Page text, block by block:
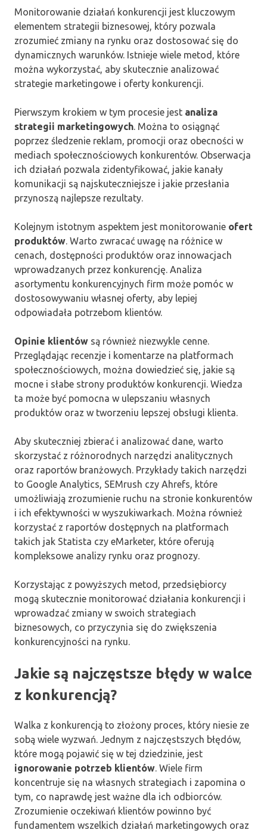
Monitorowanie działań konkurencji jest kluczowym
elementem strategii biznesowej, który pozwala
zrozumieć zmiany na rynku oraz dostosować się do
dynamicznych warunków. Istnieje wiele metod, które
można wykorzystać, aby skutecznie analizować
strategie marketingowe i oferty konkurencji.
Pierwszym krokiem w tym procesie jest analiza
strategii marketingowych. Można to osiągnąć
poprzez śledzenie reklam, promocji oraz obecności w
mediach społecznościowych konkurentów. Obserwacja
ich działań pozwala zidentyfikować, jakie kanały
komunikacji są najskuteczniejsze i jakie przesłania
przynoszą najlepsze rezultaty.
Kolejnym istotnym aspektem jest monitorowanie ofert
produktów. Warto zwracać uwagę na różnice w
cenach, dostępności produktów oraz innowacjach
wprowadzanych przez konkurencję. Analiza
asortymentu konkurencyjnych firm może pomóc w
dostosowywaniu własnej oferty, aby lepiej
odpowiadała potrzebom klientów.
Opinie klientów są również niezwykle cenne.
Przeglądając recenzje i komentarze na platformach
społecznościowych, można dowiedzieć się, jakie są
mocne i słabe strony produktów konkurencji. Wiedza
ta może być pomocna w ulepszaniu własnych
produktów oraz w tworzeniu lepszej obsługi klienta.
Aby skuteczniej zbierać i analizować dane, warto
skorzystać z różnorodnych narzędzi analitycznych
oraz raportów branżowych. Przykłady takich narzędzi
to Google Analytics, SEMrush czy Ahrefs, które
umożliwiają zrozumienie ruchu na stronie konkurentów
i ich efektywności w wyszukiwarkach. Można również
korzystać z raportów dostępnych na platformach
takich jak Statista czy eMarketer, które oferują
kompleksowe analizy rynku oraz prognozy.
Korzystając z powyższych metod, przedsiębiorcy
mogą skutecznie monitorować działania konkurencji i
wprowadzać zmiany w swoich strategiach
biznesowych, co przyczynia się do zwiększenia
konkurencyjności na rynku.
Jakie są najczęstsze błędy w walce
z konkurencją?
Walka z konkurencją to złożony proces, który niesie ze
sobą wiele wyzwań. Jednym z najczęstszych błędów,
które mogą pojawić się w tej dziedzinie, jest
ignorowanie potrzeb klientów. Wiele firm
koncentruje się na własnych strategiach i zapomina o
tym, co naprawdę jest ważne dla ich odbiorców.
Zrozumienie oczekiwań klientów powinno być
fundamentem wszelkich działań marketingowych oraz